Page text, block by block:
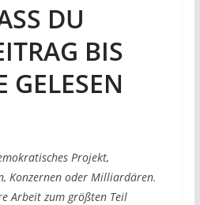
DU
BIS
GELESEN
Projekt,
Konzernen oder Milliardären.
Arbeit zum größten Teil